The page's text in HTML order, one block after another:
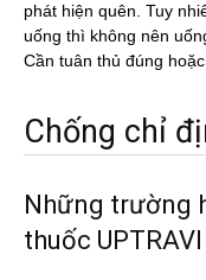
phát hiện quên. Tuy
uống thì không nên
Cần tuân thủ đúng
Chống chỉ
Những trường
thuốc